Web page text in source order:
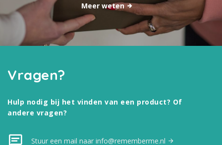
Meer weten
Vragen?
Hulp nodig bij het vinden van een product? Of
andere vragen?
Stuur een mail naar info@rememberme.nl